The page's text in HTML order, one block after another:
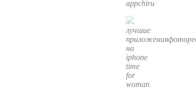
appchiru
лучшие
на
iphone
time
for
woman